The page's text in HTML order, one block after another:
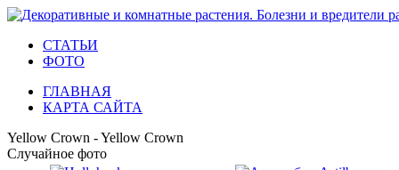
СТАТЬИ
ФОТО
ГЛАВНАЯ
КАРТА САЙТА
Yellow Crown - Yellow Crown
Случайное фото